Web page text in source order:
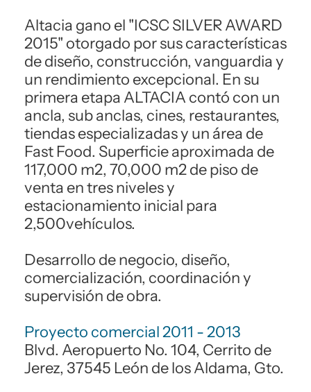
Altacia gano el "ICSC SILVER AWARD
2015" otorgado por sus características
de diseño, construcción, vanguardia y
un rendimiento excepcional. En su
primera etapa ALTACIA contó con un
ancla, sub anclas, cines, restaurantes,
tiendas especializadas y un área de
Fast Food. Superficie aproximada de
117,000 m2, 70,000 m2 de piso de
venta en tres niveles y
estacionamiento inicial para
2,500vehículos.
Desarrollo de negocio, diseño,
comercialización, coordinación y
supervisión de obra.
Proyecto comercial 2011 - 2013
Blvd. Aeropuerto No. 104, Cerrito de
Jerez, 37545 León de los Aldama, Gto.